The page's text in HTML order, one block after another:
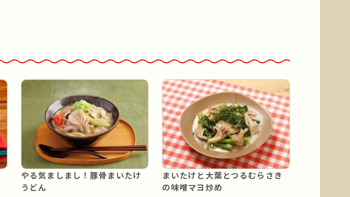
やる気ましまし！豚骨まいたけ
うどん
まいたけと大葉とつるむらさき
の味噌マヨ炒め